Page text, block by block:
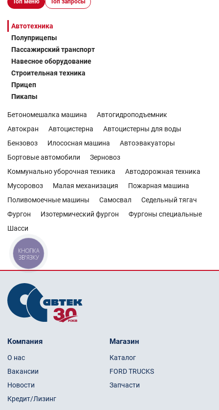
Топ меню Топ запросы
Автотехника
Полуприцепы
Пассажирский транспорт
Навесное оборудование
Строительная техника
Прицеп
Пикапы
Бетономешалка машина
Автогидроподъемник
Автокран
Автоцистерна
Автоцистерны для воды
Бензовоз
Илососная машина
Автоэвакуаторы
Бортовые автомобили
Зерновоз
Коммунально уборочная техника
Автодорожная техника
Мусоровоз
Малая механизация
Пожарная машина
Поливомоечные машины
Самосвал
Седельный тягач
Фургон
Изотермический фургон
Фургоны специальные
Шасси
Компания
О нас
Вакансии
Новости
Кредит/Лизинг
Магазин
Каталог
FORD TRUCKS
Запчасти
КНОПКА
ЗВ'ЯЗКУ